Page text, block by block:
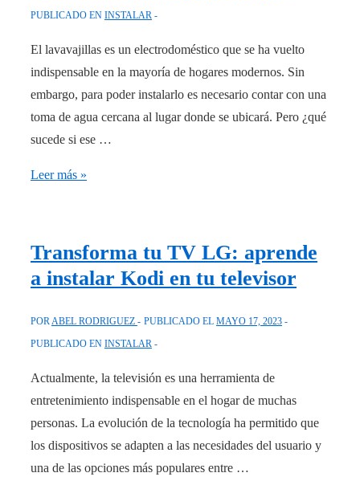
a
instalar
aplicaciones
en
solo
minutos.
PUBLICADO EN INSTALAR
El lavavajillas es un electrodoméstico que se ha vuelto
indispensable en la mayoría de hogares modernos. Sin
embargo, para poder instalarlo es necesario contar con una
toma de agua cercana al lugar donde se ubicará. Pero ¿qué
sucede si ese …
Aprende
lavavajillas
sin
en
casa
Leer más »
Transforma tu TV LG: aprende
a instalar Kodi en tu televisor
PORABEL RODRIGUEZ PUBLICADO EL MAYO 17, 2023
PUBLICADO EN INSTALAR
Actualmente, la televisión es una herramienta de
entretenimiento indispensable en el hogar de muchas
personas. La evolución de la tecnología ha permitido que
los dispositivos se adapten a las necesidades del usuario y
una de las opciones más populares entre …